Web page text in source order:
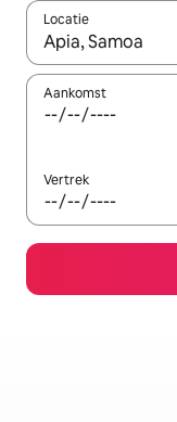
Locatie
Wanneer er
Aankomst
Vertrek